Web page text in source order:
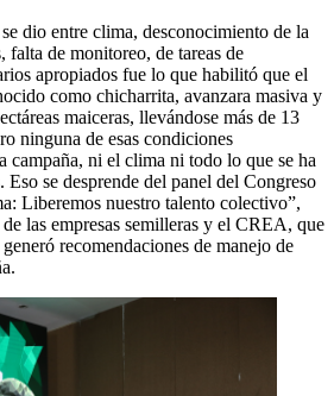
dio entre clima, desconocimiento de la
falta de monitoreo, de tareas de
apropiados fue lo que habilitó que el
como chicharrita, avanzara masiva y
maiceras, llevándose más de 13
ninguna de esas condiciones
campaña, ni el clima ni todo lo que se ha
Eso se desprende del panel del Congreso
Liberemos nuestro talento colectivo”,
las empresas semilleras y el CREA, que
recomendaciones de manejo de